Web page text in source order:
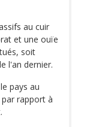
au cuir
et une ouïe
soit
l'an dernier.
pays au
rapport à